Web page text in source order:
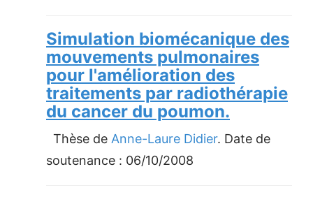
Simulation biomécanique des
mouvements pulmonaires
pour l'amélioration des
traitements par radiothérapie
du cancer du poumon.
Thèse de Anne-Laure Didier. Date de
soutenance : 06/10/2008